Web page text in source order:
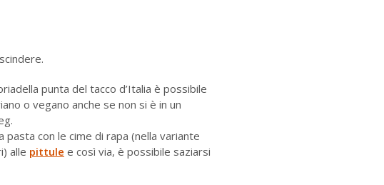
punta del tacco d’Italia è possibile
o vegano anche se non si è in un
pasta con le cime di rapa (nella variante
alle pittule e così via, è possibile saziarsi